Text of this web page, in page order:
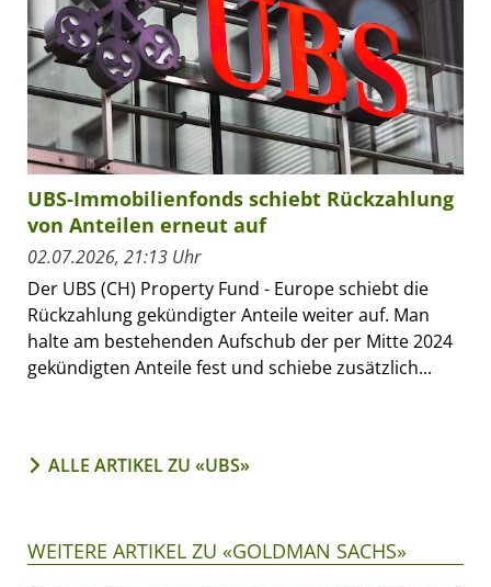
UBS-Immobilienfonds schiebt Rückzahlung
von Anteilen erneut auf
02.07.2026, 21:13 Uhr
Der UBS (CH) Property Fund - Europe schiebt die
Rückzahlung gekündigter Anteile weiter auf. Man
halte am bestehenden Aufschub der per Mitte 2024
gekündigten Anteile fest und schiebe zusätzlich...
ALLE ARTIKEL ZU «UBS»
WEITERE ARTIKEL ZU «GOLDMAN SACHS»